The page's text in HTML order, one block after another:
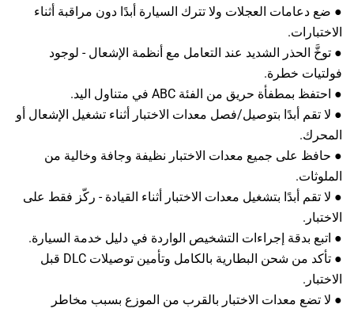
● ضع دعامات العجلات ولا تترك السيارة أبدًا دون مراقبة أثناء
الاختبارات.
● توخَّ الحذر الشديد عند التعامل مع أنظمة الإشعال - لوجود
فولتيات خطرة.
● احتفظ بمطفأة حريق من الفئة ABC في متناول اليد.
● لا تقم أبدًا بتوصيل/فصل معدات الاختبار أثناء تشغيل الإشعال أو
المحرك.
● حافظ على جميع معدات الاختبار نظيفة وجافة وخالية من
الملوثات.
● لا تقم أبدًا بتشغيل معدات الاختبار أثناء القيادة - ركّز فقط على
الاختبار.
● اتبع بدقة إجراءات التشخيص الواردة في دليل خدمة السيارة.
● تأكد من شحن البطارية بالكامل وتأمين توصيلات DLC قبل
الاختبار.
● لا تضع معدات الاختبار بالقرب من الموزع بسبب مخاطر